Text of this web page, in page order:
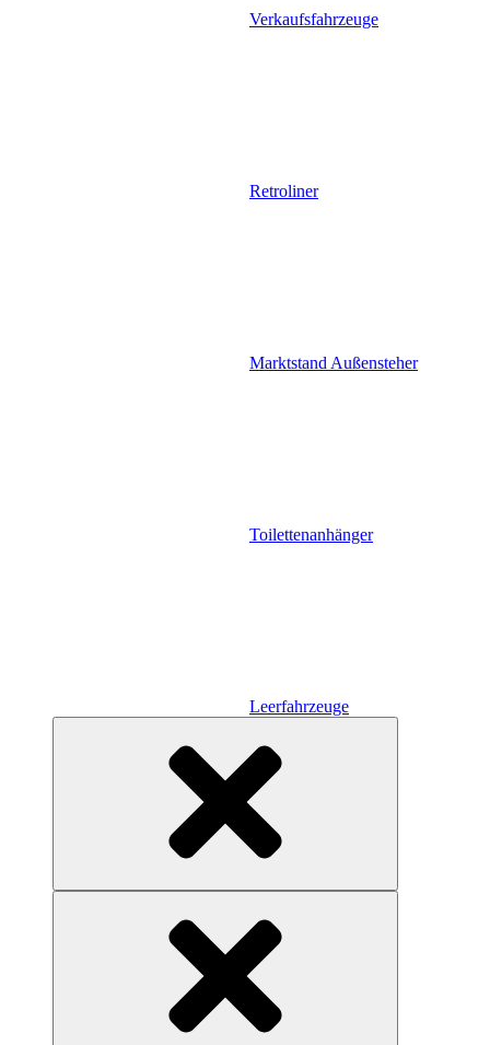
Verkaufsfahrzeuge
Retroliner
Marktstand Außensteher
Toilettenanhänger
Leerfahrzeuge